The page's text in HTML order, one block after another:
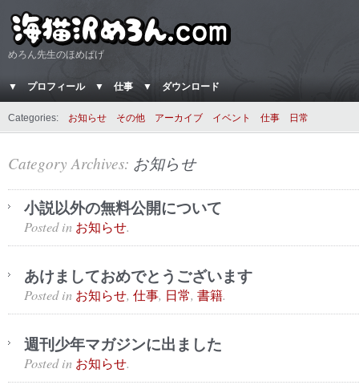
めろん先生のほめぱげ
▼ プロフィール ▼ 仕事 ▼ ダウンロード
Categories: お知らせ その他 アーカイブ イベント 仕事 日常
Category Archives: お知らせ
小説以外の無料公開について
Posted in お知らせ.
あけましておめでとうございます
Posted in お知らせ, 仕事, 日常, 書籍.
週刊少年マガジンに出ました
Posted in お知らせ.